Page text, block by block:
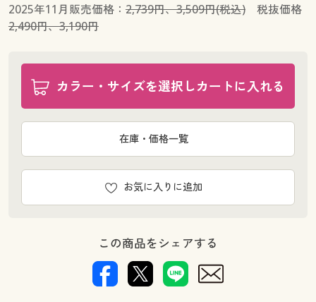
2025年11月販売価格： 2,739円、3,509円(税込)税抜価格
2,490円、3,190円
カラー・サイズを選択しカートに入れる
お気に入りに追加
在庫・価格一覧
この商品をシェアする